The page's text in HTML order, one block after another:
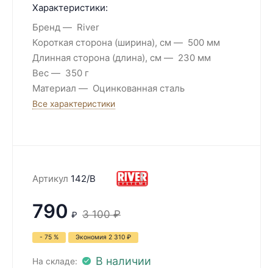
Характеристики:
Бренд
River
Короткая сторона (ширина), см
500 мм
Длинная сторона (длина), см
230 мм
Вес
350 г
Материал
Оцинкованная сталь
Все характеристики
Артикул 142/B
790 ₽ 3 100 ₽
- 75 % Экономия 2 310 ₽
На складе: В наличии